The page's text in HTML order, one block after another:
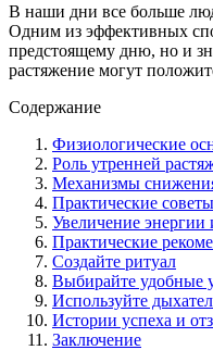
В наши дни все больше
Одним из эффективных
предстоящему дню, но и
растяжение могут
Содержание
Физиологические
Роль утренней
Механизмы
Практические
Увеличение энергии
Практические
Создайте ритуал
Выбирайте удобные
Используйте
Истории успеха и
Заключение